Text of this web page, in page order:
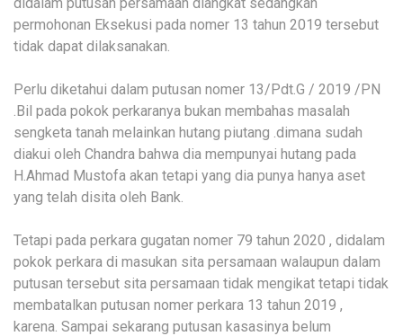
permohonan Eksekusi pada nomer 13 tahun 2019 tersebut
tidak dapat dilaksanakan.
Perlu diketahui dalam putusan nomer 13/Pdt.G / 2019 /PN
.Bil pada pokok perkaranya bukan membahas masalah
sengketa tanah melainkan hutang piutang .dimana sudah
diakui oleh Chandra bahwa dia mempunyai hutang pada
H.Ahmad Mustofa akan tetapi yang dia punya hanya aset
yang telah disita oleh Bank.
Tetapi pada perkara gugatan nomer 79 tahun 2020 , didalam
pokok perkara di masukan sita persamaan walaupun dalam
putusan tersebut sita persamaan tidak mengikat tetapi tidak
membatalkan putusan nomer perkara 13 tahun 2019 ,
karena. Sampai sekarang putusan kasasinya belum